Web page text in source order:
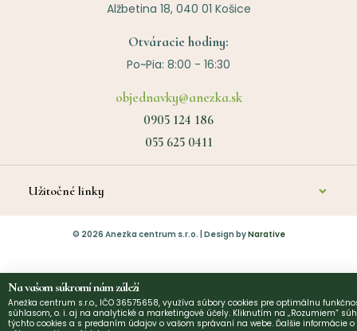
Alžbetina 18, 040 01 Košice
Otváracie hodiny:
Po~Pia: 8:00 - 16:30
objednavky@anezka.sk
0905 124 186
055 625 0411
Užitočné linky
O nás
Diagnostika a poradenstvo
Platba
© 2026 Anezka centrum s.r.o. | Design byNarative
Na vašom súkromí nám záleží
Anežka centrum s.r.o., IČO 36575658, využíva súbory cookies pre optimálnu
súhlasom, o. i. aj na analytické a marketingové účely. Kliknutím na „Rozumiem“
týchto cookies a s predaním údajov o vašom správaní na webe. Ďalšie informácie